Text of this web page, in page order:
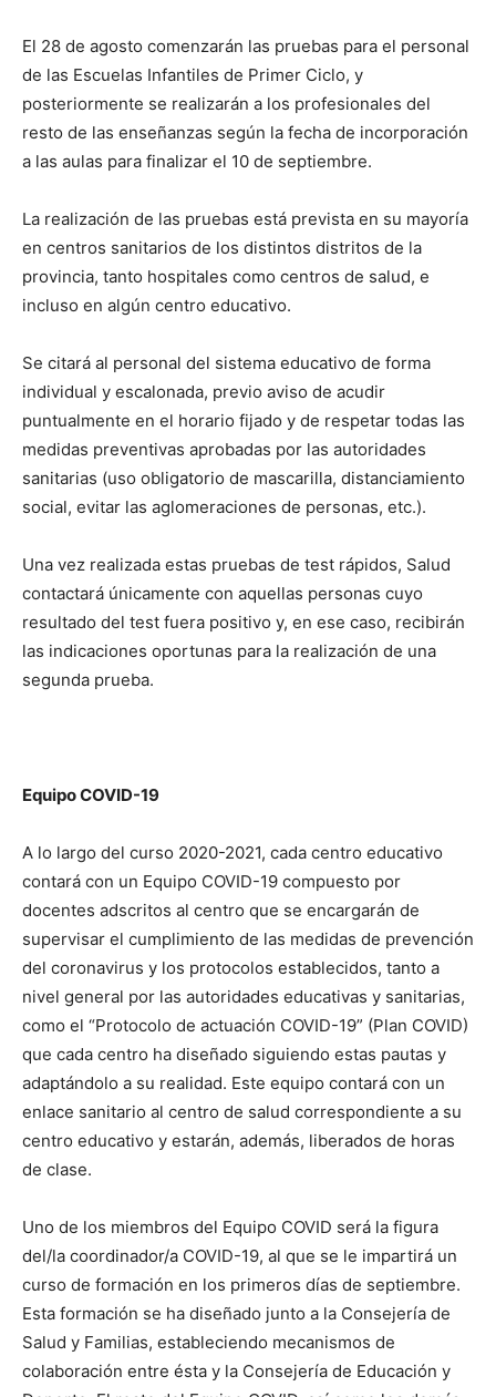
El 28 de agosto comenzarán las pruebas para el personal
de las Escuelas Infantiles de Primer Ciclo, y
posteriormente se realizarán a los profesionales del
resto de las enseñanzas según la fecha de incorporación
a las aulas para finalizar el 10 de septiembre.
La realización de las pruebas está prevista en su mayoría
en centros sanitarios de los distintos distritos de la
provincia, tanto hospitales como centros de salud, e
incluso en algún centro educativo.
Se citará al personal del sistema educativo de forma
individual y escalonada, previo aviso de acudir
puntualmente en el horario fijado y de respetar todas las
medidas preventivas aprobadas por las autoridades
sanitarias (uso obligatorio de mascarilla, distanciamiento
social, evitar las aglomeraciones de personas, etc.).
Una vez realizada estas pruebas de test rápidos, Salud
contactará únicamente con aquellas personas cuyo
resultado del test fuera positivo y, en ese caso, recibirán
las indicaciones oportunas para la realización de una
segunda prueba.
Equipo COVID-19
A lo largo del curso 2020-2021, cada centro educativo
contará con un Equipo COVID-19 compuesto por
docentes adscritos al centro que se encargarán de
supervisar el cumplimiento de las medidas de prevención
del coronavirus y los protocolos establecidos, tanto a
nivel general por las autoridades educativas y sanitarias,
como el “Protocolo de actuación COVID-19” (Plan COVID)
que cada centro ha diseñado siguiendo estas pautas y
adaptándolo a su realidad. Este equipo contará con un
enlace sanitario al centro de salud correspondiente a su
centro educativo y estarán, además, liberados de horas
de clase.
Uno de los miembros del Equipo COVID será la figura
del/la coordinador/a COVID-19, al que se le impartirá un
curso de formación en los primeros días de septiembre.
Esta formación se ha diseñado junto a la Consejería de
Salud y Familias, estableciendo mecanismos de
colaboración entre ésta y la Consejería de Educación y